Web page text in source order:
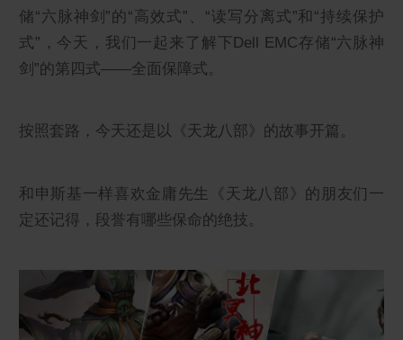
储“六脉神剑”的“高效式”、“读写分离式”和“持续保护
式”，今天，我们一起来了解下Dell EMC存储“六脉神
剑”的第四式——全面保障式。
按照套路，今天还是以《天龙八部》的故事开篇。
和申斯基一样喜欢金庸先生《天龙八部》的朋友们一
定还记得，段誉有哪些保命的绝技。